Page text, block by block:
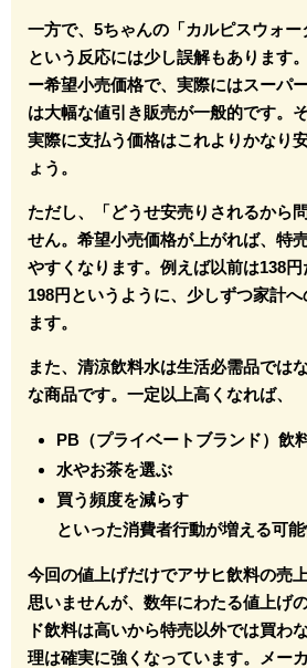
一方で、5ちゃんの「カルピスウォー
という反応には少し誤解もあります
ー希望小売価格で、実際にはスーパ
は大幅な値引き販売が一般的です。
実際に支払う価格はこれよりかなり
ょう。
ただし、「どうせ安売りされるから
せん。希望小売価格が上がれば、特
やすくなります。例えば以前は138円
198円というように、少しずつ家計
ます。
また、清涼飲料水は生活必需品では
な商品です。一定以上高くなれば、
PB（プライベートブランド）飲
水やお茶を選ぶ
買う頻度を減らす
といった消費者行動が増える可能
今回の値上げだけでアサヒ飲料の売
思いませんが、数年にわたる値上げ
ド飲料は高いから特売以外では買わ
理は確実に強くなっています。メー